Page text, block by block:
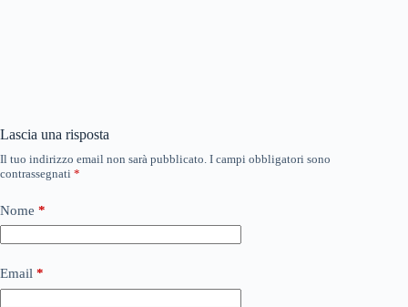
Lascia una risposta
Il tuo indirizzo email non sarà pubblicato. I campi obbligatori sono
contrassegnati *
Nome *
Email *